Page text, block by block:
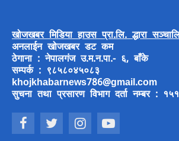
खोजखबर मिडिया हाउस प्रा.लि. द्धारा
अनलाईन खोजखबर डट कम
ठेगाना : नेपालगंज उ.म.न.पा.- ६, बाँके
सम्पर्क : ९८५८०४५०८३
khojkhabarnews786@gmail.com
सुचना तथा प्रसारण विभाग दर्ता नम्बर :